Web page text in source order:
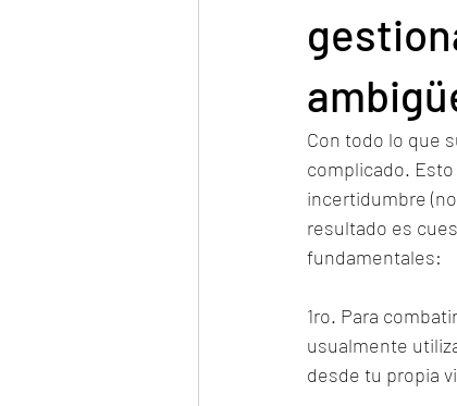
Con todo lo que
complicado.
incertidumbre
resultado es
fundamentales:
1ro. Para
usualmente
desde tu propia